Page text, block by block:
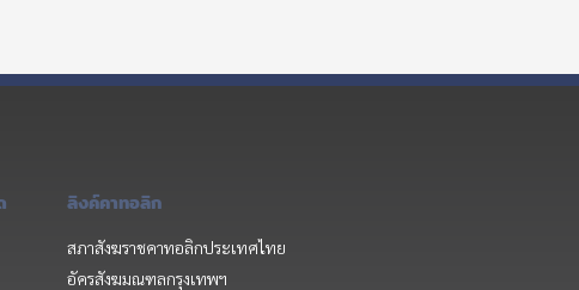
ลิงค์คาทอลิก
สภาสังฆราชคาทอลิกประเทศไทย
อัครสังฆมณฑลกรุงเทพฯ